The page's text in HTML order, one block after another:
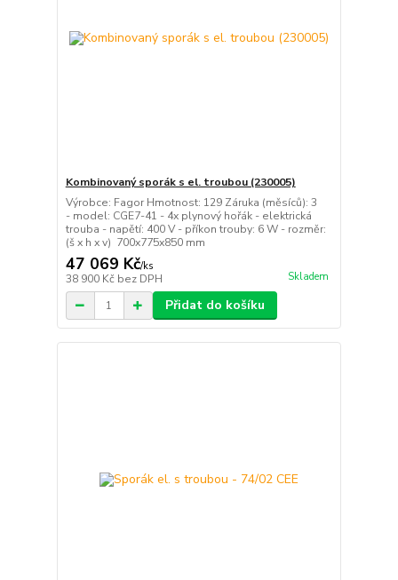
Kombinovaný sporák s el. troubou (230005)
Výrobce: Fagor Hmotnost: 129 Záruka (měsíců): 3
- model: CGE7-41 - 4x plynový hořák - elektrická
trouba - napětí: 400 V - příkon trouby: 6 W - rozměr:
(š x h x v) 700x775x850 mm
47 069 Kč/ks
38 900 Kč bez DPH Skladem
Přidat do košíku